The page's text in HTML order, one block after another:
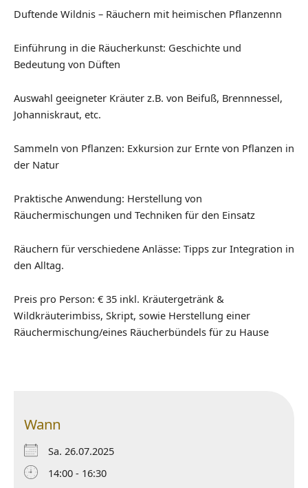
Duftende Wildnis – Räuchern mit heimischen Pflanzennn
Einführung in die Räucherkunst: Geschichte und
Bedeutung von Düften
Auswahl geeigneter Kräuter z.B. von Beifuß, Brennnessel,
Johanniskraut, etc.
Sammeln von Pflanzen: Exkursion zur Ernte von Pflanzen in
der Natur
Praktische Anwendung: Herstellung von
Räuchermischungen und Techniken für den Einsatz
Räuchern für verschiedene Anlässe: Tipps zur Integration in
den Alltag.
Preis pro Person: € 35 inkl. Kräutergetränk &
Wildkräuterimbiss, Skript, sowie Herstellung einer
Räuchermischung/eines Räucherbündels für zu Hause
Wann
Sa. 26.07.2025
14:00 - 16:30